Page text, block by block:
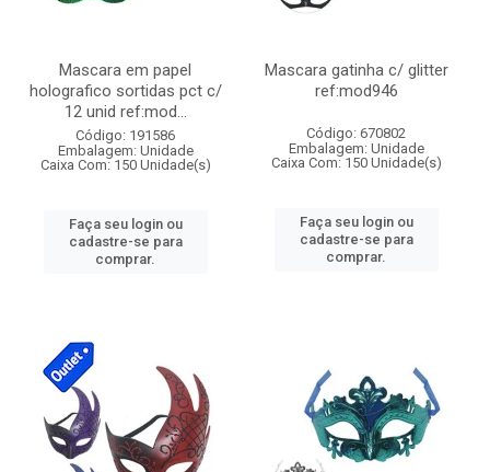
Mascara em papel
holografico sortidas pct c/
12 unid ref:mod...
Código: 191586
Embalagem: Unidade
Caixa Com: 150 Unidade(s)
Faça seu login ou
cadastre-se para
comprar.
Mascara gatinha c/ glitter
ref:mod946
Código: 670802
Embalagem: Unidade
Caixa Com: 150 Unidade(s)
Faça seu login ou
cadastre-se para
comprar.